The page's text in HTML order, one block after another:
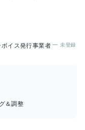
ボイス発行事業者 未登録
＆調整